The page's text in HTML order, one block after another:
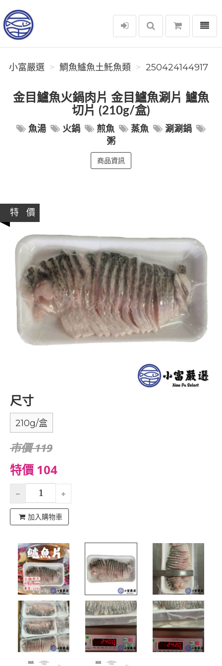
小富嚴選
選單
小富嚴選 鯛魚鱸魚土魠魚類 250424144917
金目鱸魚火鍋肉片 金目鱸魚涮片 鱸魚
切片 (210g/盒)
魚湯 火鍋 煎魚 蒸魚
涮涮鍋
粥
商品資訊
特 價
尺寸
210g/盒
市價 119
特價 104
加入購物車